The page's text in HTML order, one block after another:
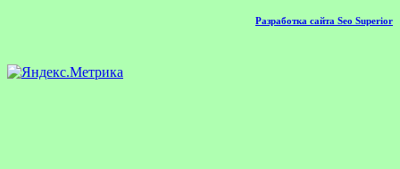
Разработка сайта Seo Superior